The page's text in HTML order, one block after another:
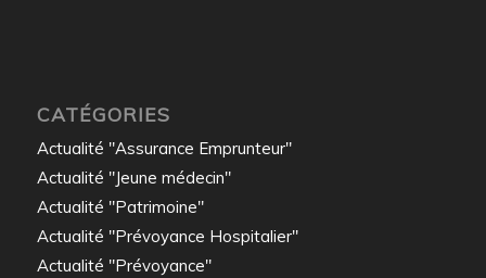
CATÉGORIES
Actualité "Assurance Emprunteur"
Actualité "Jeune médecin"
Actualité "Patrimoine"
Actualité "Prévoyance Hospitalier"
Actualité "Prévoyance"